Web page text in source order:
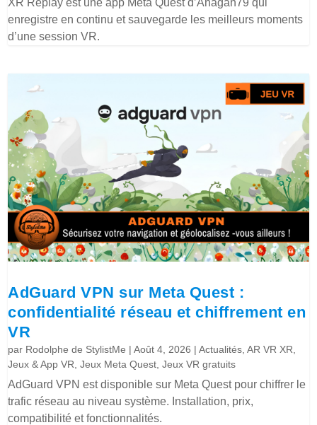
enregistre en continu et sauvegarde les meilleurs moments
d’une session VR.
AdGuard VPN sur Meta Quest :
confidentialité réseau et chiffrement en
VR
par Rodolphe de StylistMe |Août 4, 2026 |Actualités ,AR VR XR
Jeux & App VR ,Jeux Meta Quest ,Jeux VR gratuits
AdGuard VPN est disponible sur Meta Quest pour chiffrer le
trafic réseau au niveau système. Installation, prix,
compatibilité et fonctionnalités.